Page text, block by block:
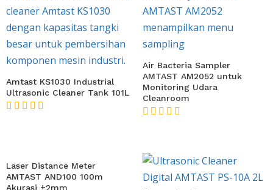
Amtast KS1030 Industrial
Ultrasonic Cleaner Tank 101L
Air Bacteria Sampler
AMTAST AM2052 untuk
Monitoring Udara
Cleanroom
Laser Distance Meter